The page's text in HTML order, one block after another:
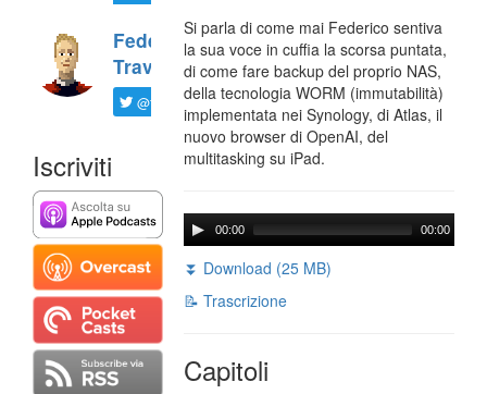
Federico
Travaini
@ftrava
Iscriviti
Si parla di come mai Federico sentiva
la sua voce in cuffia la scorsa puntata,
di come fare backup del proprio NAS,
della tecnologia WORM (immutabilità)
implementata nei Synology, di Atlas, il
nuovo browser di OpenAI, del
multitasking su iPad.
00:00 00:00
⏬ Download (25 MB)
📝 Trascrizione
Capitoli